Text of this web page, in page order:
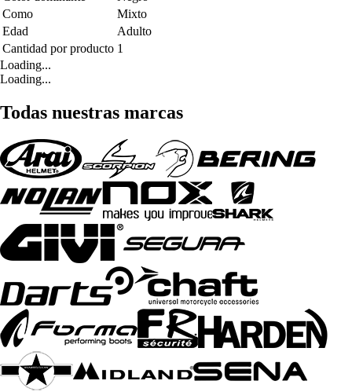
Como
Mixto
Edad
Adulto
Cantidad por producto 1
Loading...
Loading...
Todas nuestras marcas